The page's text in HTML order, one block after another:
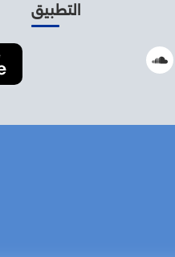
التطبيق